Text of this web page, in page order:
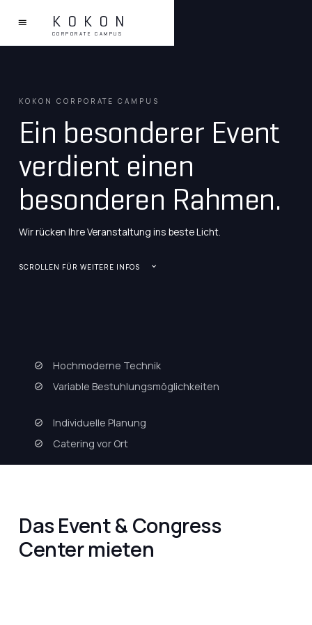
KOKON
CORPORATE CAMPUS
KOKON CORPORATE CAMPUS
Ein besonderer Event
verdient einen
besonderen Rahmen.
Wir rücken Ihre Veranstaltung ins beste Licht.
SCROLLEN FÜR WEITERE INFOS
Hochmoderne Technik
Variable Bestuhlungsmöglichkeiten
Individuelle Planung
Catering vor Ort
Das Event & Congress
Center mieten